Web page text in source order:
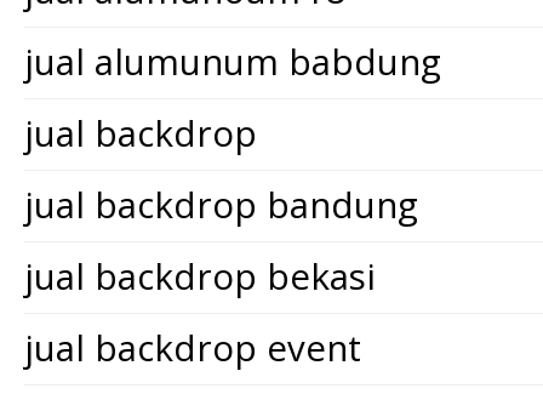
jual alumunum babdung
jual backdrop
jual backdrop bandung
jual backdrop bekasi
jual backdrop event